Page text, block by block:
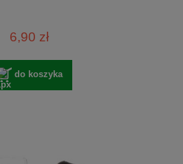
6,90 zł
do koszyka